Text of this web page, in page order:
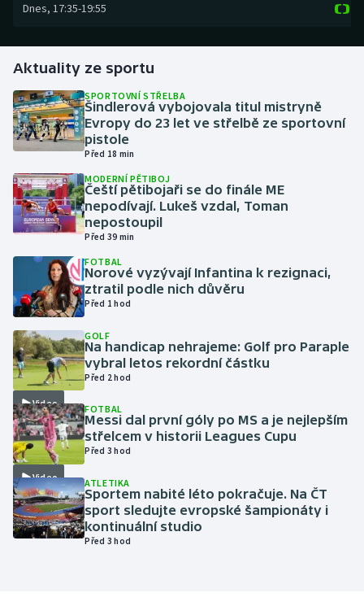
Gymnastika
Házená
Jezdectví
Judo
Krasobruslení
Lezení
Lyže a snowboard
Moderní pětiboj
Motorsport
Olympijské hry
Parasport
Plavání
Plážový volejbal
Dnes, 17:35-19:55
Aktuality ze sportu
SPORTOVNÍ STŘELBA
Šindlerová vybojovala titul mistryně
Evropy do 23 let ve střelbě ze sportovní
pistole
Před 18 min
MODERNÍ PĚTIBOJ
Čeští pětibojaři se do finále ME
nepodívají. Lukeš vzdal, Toman
nepostoupil
Před 39 min
FOTBAL
Norové vyzývají Infantina k rezignaci,
ztratil podle nich důvěru
Před 1 hod
Video
GOLF
Na handicap nehrajeme: Golf pro Paraple
vybral letos rekordní částku
Před 2 hod
Video
FOTBAL
Messi dal první góly po MS a je nejlepším
střelcem v historii Leagues Cupu
Před 3 hod
ATLETIKA
Sportem nabité léto pokračuje. Na ČT
sport sledujte evropské šampionáty i
kontinuální studio
Před 3 hod